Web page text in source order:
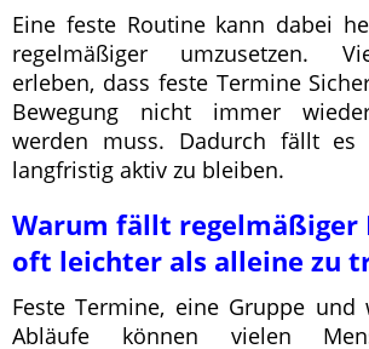
Eine feste Routine kann dabei
regelmäßiger umzusetzen.
erleben, dass feste Termine
Bewegung nicht immer
werden muss. Dadurch fällt es
langfristig aktiv zu bleiben.
Warum fällt regelmäßiger
oft leichter als alleine zu
Feste Termine, eine Gruppe und
Abläufe können vielen